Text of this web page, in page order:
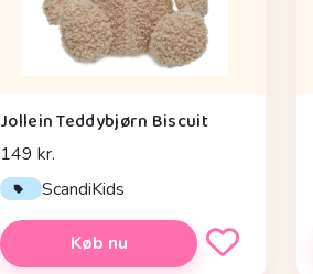
Jollein Teddybjørn Biscuit
149 kr.
ScandiKids
Køb nu